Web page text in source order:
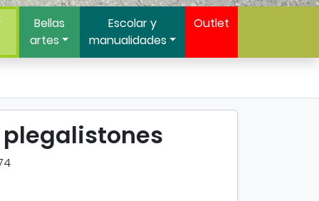
Bellas
artes
Escolar y
manualidades
Outlet